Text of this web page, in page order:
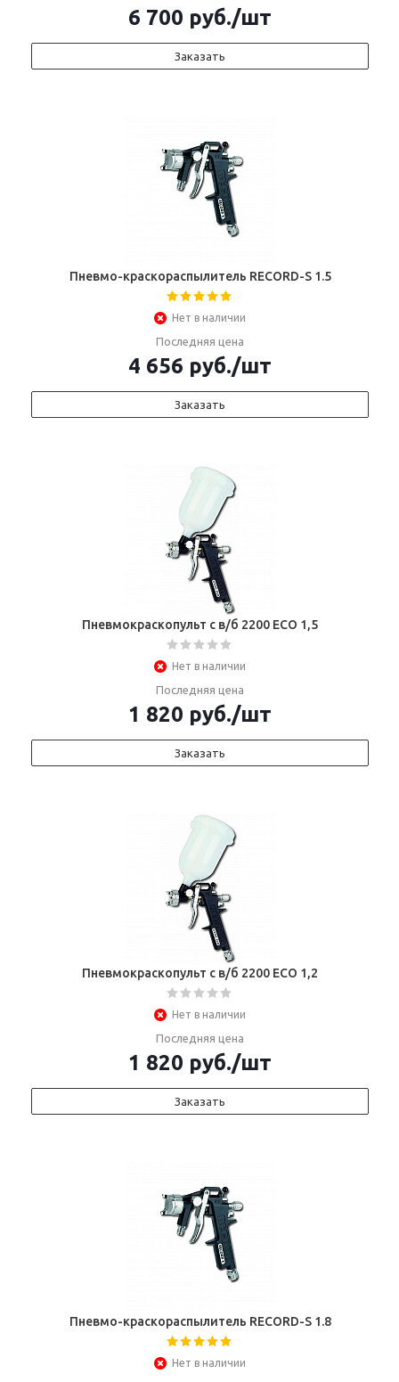
6 700 руб./шт
Заказать
Пневмо-краскораспылитель RECORD-S 1.5
Нет в наличии
Последняя цена
4 656 руб./шт
Заказать
Пневмокраскопульт с в/б 2200 ECO 1,5
Нет в наличии
Последняя цена
1 820 руб./шт
Заказать
Пневмокраскопульт с в/б 2200 ECO 1,2
Нет в наличии
Последняя цена
1 820 руб./шт
Заказать
Пневмо-краскораспылитель RECORD-S 1.8
Нет в наличии